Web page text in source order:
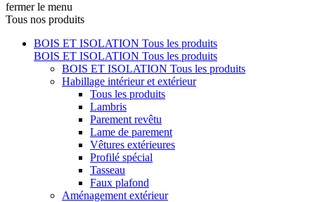
fermer le menu
Tous nos produits
BOIS ET ISOLATION Tous les produits
BOIS ET ISOLATION Tous les produits
BOIS ET ISOLATION Tous les produits
Habillage intérieur et extérieur
Tous les produits
Lambris
Parement revêtu
Lame de parement
Vêtures extérieures
Profilé spécial
Tasseau
Faux plafond
Aménagement extérieur